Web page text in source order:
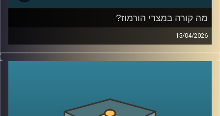
מהשירות כחייל בודד בצנחנים, דרך שליחויות ברחבי העולם,
בברית המועצות לשעבר, בקייפטאון, בוסטון ורומא ועד
לעבודה יומיומית עם אלפי סטודנטים בינלאומיים, הוא רואה
מקרוב איך העולם משתנה, ואיך צעירים יהודים מקבלים
החלטות שמעצבות את העתיד שלהם.
אז מה באמת קורה היום בקמפוסים?
AudioVersity
מה קורה במצרי הורמוז?
15/04/2026
בשבועות האחרונים אנחנו שומעים אמירות דרמטיות סביב
מצרי הורמוז, דיבורים על מצור, איומים מצד איראן, ואפילו
אבל מה שמעניין הוא שלא צריך מלחמה בפועל כדי להזיז את
העולם, מספיק חשש.